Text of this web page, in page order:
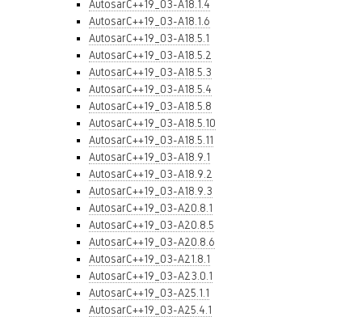
AutosarC++19_03-A18.1.4
AutosarC++19_03-A18.1.6
AutosarC++19_03-A18.5.1
AutosarC++19_03-A18.5.2
AutosarC++19_03-A18.5.3
AutosarC++19_03-A18.5.4
AutosarC++19_03-A18.5.8
AutosarC++19_03-A18.5.10
AutosarC++19_03-A18.5.11
AutosarC++19_03-A18.9.1
AutosarC++19_03-A18.9.2
AutosarC++19_03-A18.9.3
AutosarC++19_03-A20.8.1
AutosarC++19_03-A20.8.5
AutosarC++19_03-A20.8.6
AutosarC++19_03-A21.8.1
AutosarC++19_03-A23.0.1
AutosarC++19_03-A25.1.1
AutosarC++19_03-A25.4.1